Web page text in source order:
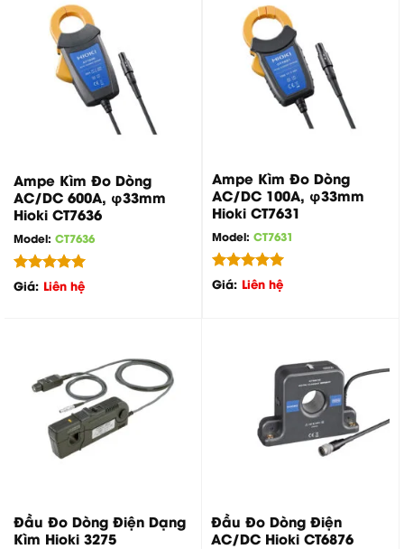
Ampe Kìm Đo Dòng
AC/DC 600A, φ33mm
Hioki CT7636
Model: CT7636
Được xếp
Giá: Liên hệ
Ampe Kìm Đo Dòng
AC/DC 100A, φ33mm
Hioki CT7631
Model: CT7631
Được xếp
Giá: Liên hệ
Đầu Đo Dòng Điện Dạng
Kìm Hioki 3275
Đầu Đo Dòng Điện
AC/DC Hioki CT6876